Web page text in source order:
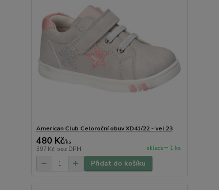
American Club Celoroční obuv XD41/22 - vel.23
480 Kč/ks
397 Kč bez DPH skladem 1 ks
Přidat do košíku